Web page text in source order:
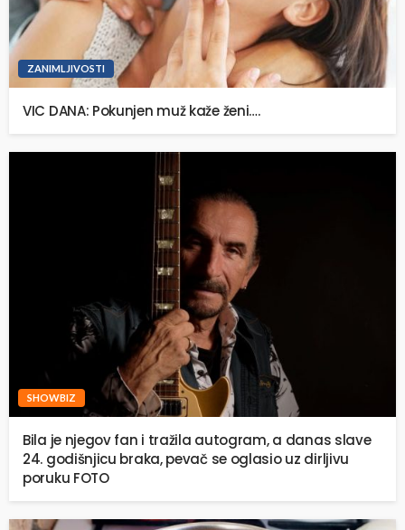
ZANIMLJIVOSTI
VIC DANA: Pokunjen muž kaže ženi….
SHOWBIZ
Bila je njegov fan i tražila autogram, a danas slave
24. godišnjicu braka, pevač se oglasio uz dirljivu
poruku FOTO